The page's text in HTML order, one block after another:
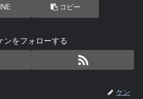
コピー
ンをフォローする
ケン